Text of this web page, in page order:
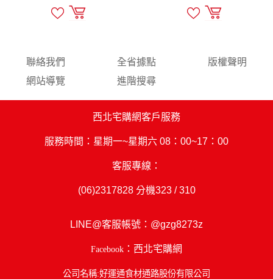
聯絡我們 全省據點
版權聲明
網站導覽
進階搜尋
西北宅購網客戶服務
服務時間：星期一~星期六 08：00~17：00
客服專線：
(06)2317828分機323 / 310
LINE@客服帳號： @gzg8273z
Facebook ：西北宅購網
公司名稱:好運通食材通路股份有限公司